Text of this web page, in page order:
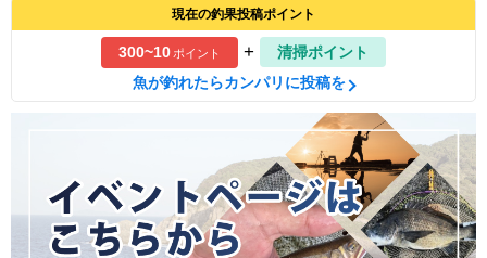
現在の釣果投稿ポイント
300~10ポイント +
清掃ポイント
魚が釣れたらカンパリに投稿を